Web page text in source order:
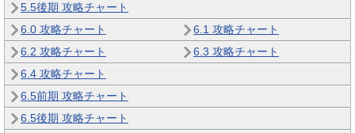
5.5後期 攻略チャート
6.0 攻略チャート
6.1 攻略チャート
6.2 攻略チャート
6.3 攻略チャート
6.4 攻略チャート
6.5前期 攻略チャート
6.5後期 攻略チャート